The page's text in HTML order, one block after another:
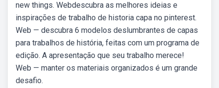
new things. Webdescubra as melhores ideias e
inspirações de trabalho de historia capa no pinterest.
Web — descubra 6 modelos deslumbrantes de capas
para trabalhos de história, feitas com um programa de
edição. A apresentação que seu trabalho merece!
Web — manter os materiais organizados é um grande
desafio.